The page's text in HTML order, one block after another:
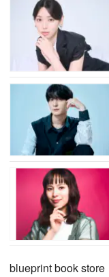
blueprint book store